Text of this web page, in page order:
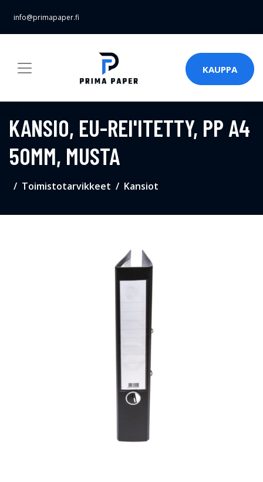
info@primapaper.fi
KAUPPA
KANSIO, EU-REI'ITETTY, PP A4
50MM, MUSTA
Toimistotarvikkeet Kansiot